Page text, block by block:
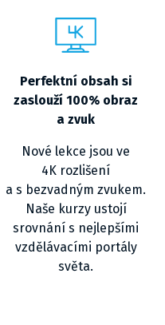
Perfektní obsah si
zaslouží 100% obraz
a zvuk
Nové lekce jsou ve
4K rozlišení
a s bezvadným zvukem.
Naše kurzy ustojí
srovnání s nejlepšími
vzdělávacími portály
světa.